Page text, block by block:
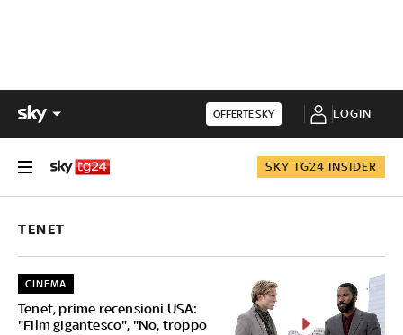
OFFERTE SKY LOGIN
SKY TG24 INSIDER
TENET
Tenet, prime recensioni USA:
"Film gigantesco", "No, troppo
CINEMA